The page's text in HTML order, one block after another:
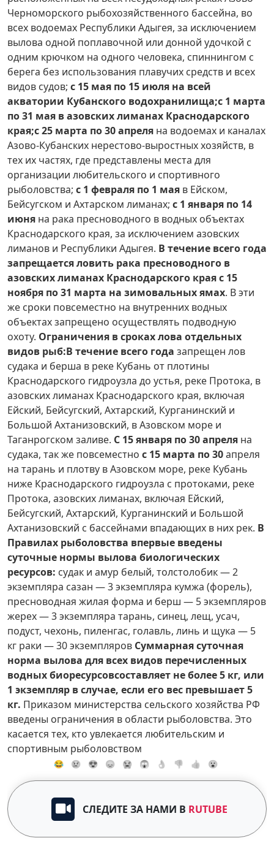
Черноморского рыбохозяйственного бассейна, во
всех водоемах Республики Адыгея, за исключением
вылова одной поплавочной или донной удочкой с
одним крючком на одного человека, спиннингом с
берега без использования плавучих средств и всех
видов судов; с 15 мая по 15 июля на всей
акватории Кубанского водохранилища;с 1 марта
по 31 мая в азовских лиманах Краснодарского
края;с 25 марта по 30 апреля на водоемах и каналах
Азово-Кубанских нерестово-выростных хозяйств, в
тех их частях, где представлены места для
организации любительского и спортивного
рыболовства; с 1 февраля по 1 мая в Ейском,
Бейсугском и Ахтарском лиманах; с 1 января по 14
июня на рака пресноводного в водных объектах
Краснодарского края, за исключением азовских
лиманов и Республики Адыгея. В течение всего года
запрещается ловить рака пресноводного в
азовских лиманах Краснодарского края с 15
ноября по 31 марта на зимовальных ямах. В эти
же сроки повсеместно на внутренних водных
объектах запрещено осуществлять подводную
охоту. Ограничения в сроках лова отдельных
видов рыб:В течение всего года запрещен лов
судака и берша в реке Кубань от плотины
Краснодарского гидроузла до устья, реке Протока, в
азовских лиманах Краснодарского края, включая
Ейский, Бейсугский, Ахтарский, Курганинский и
Большой Ахтанизовский, в Азовском море и
Таганрогском заливе. С 15 января по 30 апреля на
судака, так же повсеместно с 15 марта по 30апреля
на тарань и плотву в Азовском море, реке Кубань
ниже Краснодарского гидроузла с протоками, реке
Протока, азовских лиманах, включая Ейский,
Бейсугский, Ахтарский, Курганинский и Большой
Ахтанизовский с бассейнами впадающих в них рек. В
Правилах рыболовства впервые введены
суточные нормы вылова биологических
ресурсов: судак и амур белый, толстолобик — 2
экземпляра сазан — 3 экземпляра кумжа (форель),
пресноводная жилая форма и берш — 5 экземпляров
жерех — 3 экземпляра тарань, синец, лещ, усач,
подуст, чехонь, пиленгас, голавль, линь и щука — 5
кг раки — 30 экземпляров Суммарная суточная
норма вылова для всех видов перечисленных
водных биоресурсовсоставляет не более 5 кг, или
1 экземпляр в случае, если его вес превышает 5
кг. Приказом министерства сельского хозяйства РФ
введены ограничения в области рыболовства. Это
касается тех, кто увлекается любительским и
спортивным рыболовством
😂 😢 😍 😞 😭 😱 👌 👎 👍 😮
СЛЕДИТЕ ЗА НАМИ В RUTUBE